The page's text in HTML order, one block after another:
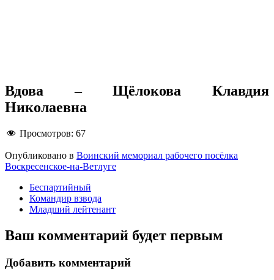
Вдова – Щёлокова Клавдия
Николаевна
Просмотров: 67
Опубликовано в Воинский мемориал рабочего посёлка
Воскресенское-на-Ветлуге
Беспартийный
Командир взвода
Младший лейтенант
Ваш комментарий будет первым
Добавить комментарий